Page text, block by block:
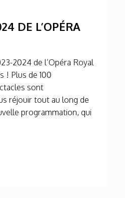
DE L’OPÉRA
2024 de l’Opéra Royal
! Plus de 100
sont
réjouir tout au long de
programmation, qui